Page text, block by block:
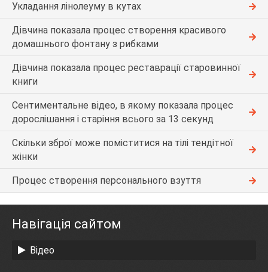
Укладання лінолеуму в кутах
Дівчина показала процес створення красивого
домашнього фонтану з рибками
Дівчина показала процес реставрації старовинної
книги
Сентиментальне відео, в якому показала процес
дорослішання і старіння всього за 13 секунд
Скільки зброї може поміститися на тілі тендітної
жінки
Процес створення персонального взуття
Навігація сайтом
Відео